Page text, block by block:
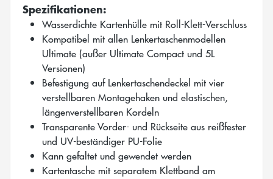
Spezifikationen:
Wasserdichte Kartenhülle mit Roll-Klett-Verschluss
Kompatibel mit allen Lenkertaschenmodellen
Ultimate (außer Ultimate Compact und 5L
Versionen)
Befestigung auf Lenkertaschendeckel mit vier
verstellbaren Montagehaken und elastischen,
längenverstellbaren Kordeln
Transparente Vorder- und Rückseite aus reißfester
und UV-beständiger PU-Folie
Kann gefaltet und gewendet werden
Kartentasche mit separatem Klettband am